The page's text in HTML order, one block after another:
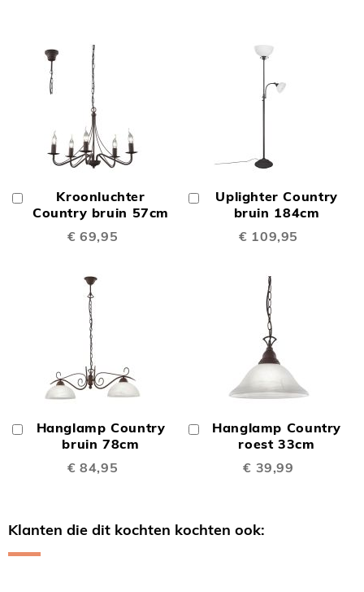
Kroonluchter
Country bruin 57cm
€ 69,95
Winkelwagen
Uplighter Country
bruin 184cm
€ 109,95
Winkelwagen
Hanglamp Country
bruin 78cm
€ 84,95
Winkelwagen
Hanglamp Country
roest 33cm
€ 39,99
Winkelwagen
Klanten die dit kochten kochten ook: